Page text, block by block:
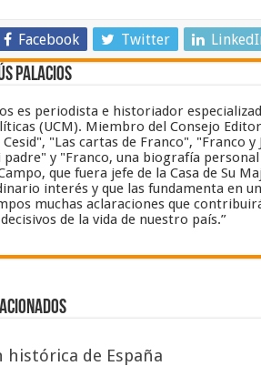
Facebook Twitter
Palacios
es periodista e historiador
(UCM). Miembro del Consejo
Cesid", "Las cartas de Franco", "Franco
y "Franco, una biografía personal
que fuera jefe de la Casa de Su
interés y que las fundamenta en
muchas aclaraciones que
de la vida de nuestro país.”
histórica de España